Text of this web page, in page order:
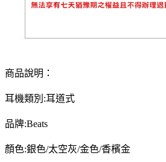
商品說明：
耳機類別:耳道式
品牌:Beats
顏色:銀色/太空灰/金色/香檳金